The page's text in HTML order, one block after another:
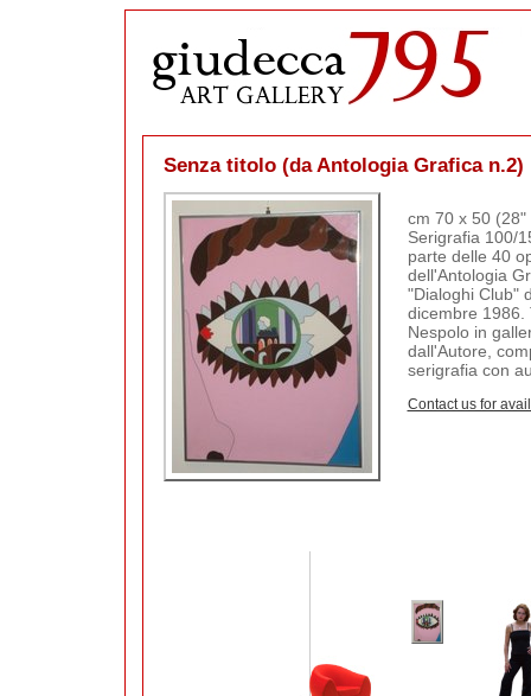
Senza titolo (da Antologia Grafica n.2)
cm 70 x 50 (28"
Serigrafia 100/
parte delle 40
dell'Antologia
"Dialoghi Club"
dicembre 1986.
Nespolo in
dall'Autore,
serigrafia con
Contact us for